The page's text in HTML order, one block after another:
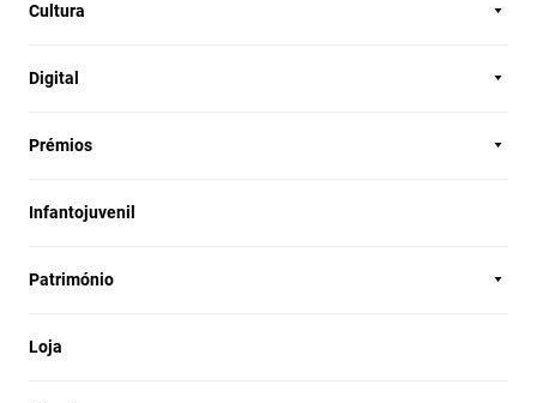
Cultura
Digital
Prémios
Infantojuvenil
Património
Loja